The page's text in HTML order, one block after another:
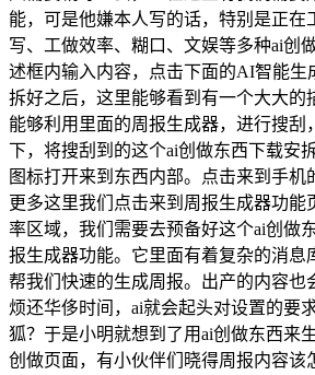
能，可是他嫌本人写的话，特别是正在
写、工做效率、糊口、文娱等多种ai创
述框内输入内容，点击下面的AI智能生
拆好之后，这里能够看到有一个大大的
能够利用里面的周报生成器，进行搜刮
下，将搜刮到的这个ai创做东西下载安
图标打开来到东西内部。点击来到手机
更多这里我们点击来到周报生成器功能
率区域，我们需要去预备好这个ai创做
报生成器功能。它里面有着复杂的消息
帮我们快速的生成周报。出产的内容也
烦还华侈时间，ai就会起头对设置的要
狐？于是小明就想到了用ai创做东西来
创做页面，有小伙伴们晓得周报内容该